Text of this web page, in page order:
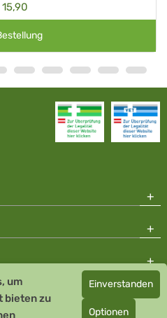
15,90
Apotheke - GDP zertifiziert
zertifizierter Arzneihersteller
um
bieten zu
Einverstanden
Optionen